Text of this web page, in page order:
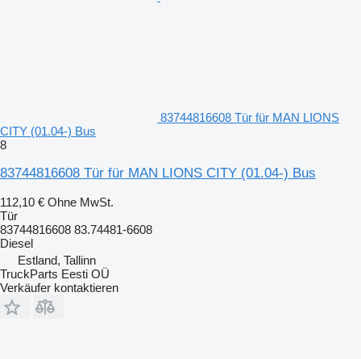
83744816608 Tür für MAN LIONS
CITY (01.04-) Bus
8
83744816608 Tür für MAN LIONS CITY (01.04-) Bus
112,10 € Ohne MwSt.
Tür
83744816608 83.74481-6608
Diesel
Estland, Tallinn
TruckParts Eesti OÜ
Verkäufer kontaktieren